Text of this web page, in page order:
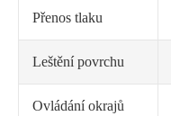
Přenos tlaku
Leštění povrchu
Ovládání okrajů